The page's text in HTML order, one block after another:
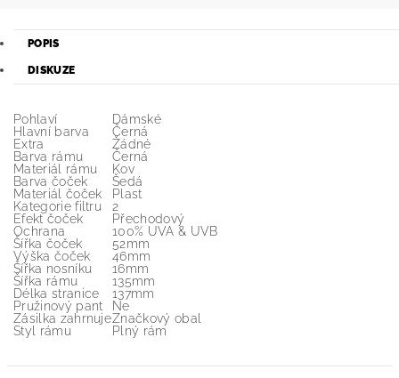
POPIS
DISKUZE
Pohlaví
Dámské
Hlavní barva
Černá
Extra
Žádné
Barva rámu
Černá
Materiál rámu
Kov
Barva čoček
Šedá
Materiál čoček
Plast
Kategorie filtru
2
Efekt čoček
Přechodový
Ochrana
100% UVA & UVB
Šířka čoček
52mm
Výška čoček
46mm
Šířka nosníku
16mm
Šířka rámu
135mm
Délka stranice
137mm
Pružinový pant
Ne
Zásilka zahrnujeZnačkový obal
Styl rámu
Plný rám